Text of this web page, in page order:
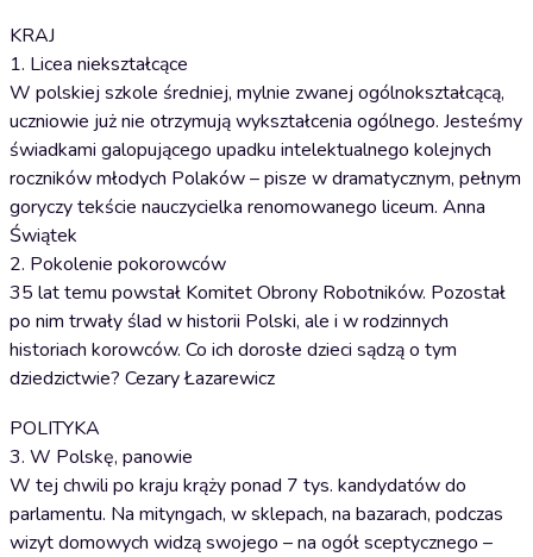
KRAJ
1. Licea niekształcące
W polskiej szkole średniej, mylnie zwanej ogólnokształcącą,
uczniowie już nie otrzymują wykształcenia ogólnego. Jesteśmy
świadkami galopującego upadku intelektualnego kolejnych
roczników młodych Polaków – pisze w dramatycznym, pełnym
goryczy tekście nauczycielka renomowanego liceum. Anna
Świątek
2. Pokolenie pokorowców
35 lat temu powstał Komitet Obrony Robotników. Pozostał
po nim trwały ślad w historii Polski, ale i w rodzinnych
historiach korowców. Co ich dorosłe dzieci sądzą o tym
dziedzictwie? Cezary Łazarewicz
POLITYKA
3. W Polskę, panowie
W tej chwili po kraju krąży ponad 7 tys. kandydatów do
parlamentu. Na mityngach, w sklepach, na bazarach, podczas
wizyt domowych widzą swojego – na ogół sceptycznego –